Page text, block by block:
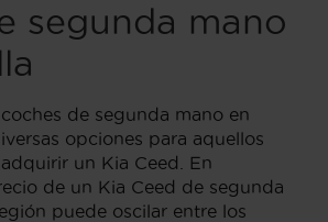
segunda mano
de segunda mano en
opciones para aquellos
un Kia Ceed. En
de un Kia Ceed de segunda
puede oscilar entre los